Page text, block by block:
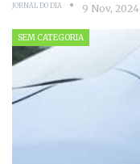
JORNAL DO DIA 9 Nov, 2024
SEM CATEGORIA